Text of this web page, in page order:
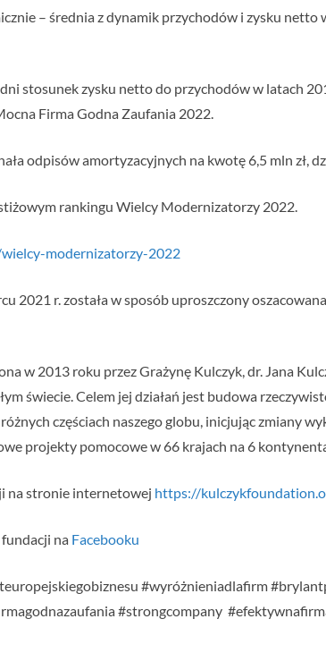
– średnia z dynamik przychodów i zysku
stosunek zysku netto do przychodów w latach
Firma Godna Zaufania 2022.
odpisów amortyzacyjnych na kwotę 6,5 mln zł,
rankingu Wielcy Modernizatorzy 2022.
modernizatorzy-2022
2021 r. została w sposób uproszczony
w 2013 roku przez Grażynę Kulczyk, dr. Jana
świecie. Celem jej działań jest budowa
częściach naszego globu, inicjując zmiany
projekty pomocowe w 66 krajach na 6
na stronie internetowej https://
na Facebooku
#wyróżnieniadlafirm
#strongcompany